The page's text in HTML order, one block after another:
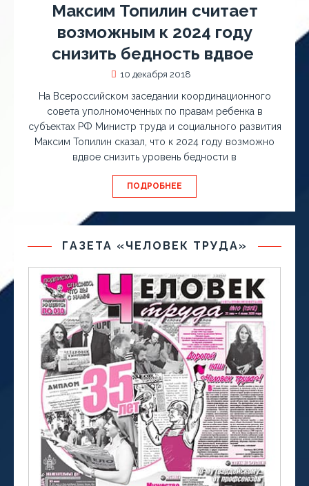
Максим Топилин считает
возможным к 2024 году
снизить бедность вдвое
10 декабря 2018
На Всероссийском заседании координационного
совета уполномоченных по правам ребенка в
субъектах РФ Министр труда и социального развития
Максим Топилин сказал, что к 2024 году возможно
вдвое снизить уровень бедности в
ПОДРОБНЕЕ
ГАЗЕТА «ЧЕЛОВЕК ТРУДА»